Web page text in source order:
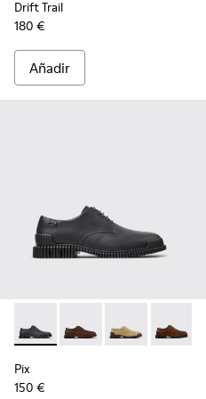
Drift Trail
180 €
Añadir
Pix - K101076-008 - Zapatos
Pix - K101076-010
Pix - K101076-
Pix -
Pix
150 €